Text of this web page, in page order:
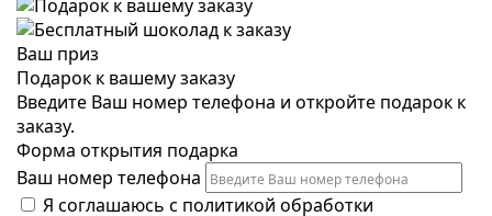
Ваш приз
Подарок к вашему заказу
Введите Ваш номер телефона и откройте подарок к
заказу.
Форма открытия подарка
Ваш номер телефона
Я соглашаюсь с политикой обработки